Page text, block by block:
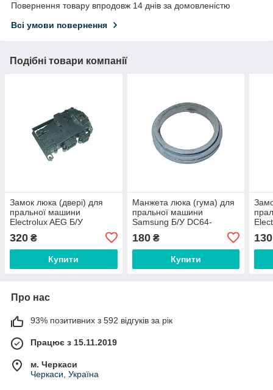
Повернення товару впродовж 14 днів за домовленістю
Всі умови повернення
Подібні товари компанії
Замок люка (двері) для
пральної машини
Electrolux AEG Б/У
320 ₴
Купити
Манжета люка (гума) для
пральної машини
Samsung Б/У DC64-
180₴
Купити
031
130
Про нас
93% позитивних з 592 відгуків за рік
Працює з 15.11.2019
м. Черкаси
Черкаси, Україна